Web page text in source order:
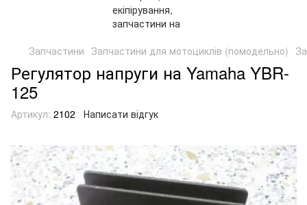
Запчастини Запчастини для мотоциклів (помодельно)
Регулятор напруги на Yamaha YBR-
125
Артикул: 2102 Написати відгук